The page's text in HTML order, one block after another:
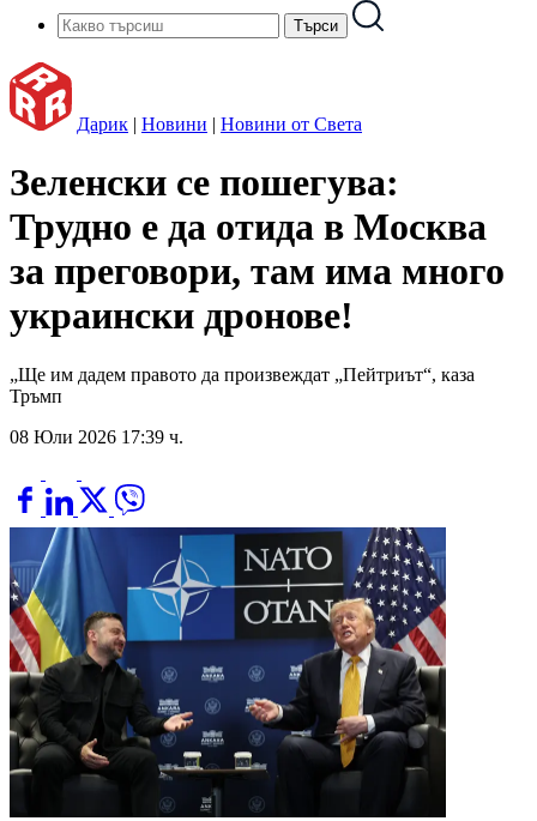
Дарик | Новини | Новини от Света
Зеленски се пошегува:
Трудно е да отида в Москва
за преговори, там има много
украински дронове!
„Ще им дадем правото да произвеждат „Пейтриът“, каза
Тръмп
08 Юли 2026 17:39 ч.